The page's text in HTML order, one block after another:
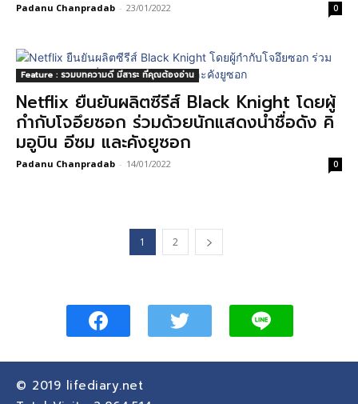
Padanu Chanpradab - 23/01/2022 0
Feature : รวมบทความดี มีสาระ ที่คุณต้องอ่าน
Netflix ยืนยันผลิตซีรีส์ Black Knight โดยผู้
กำกับโจอึยซอก ร่วมด้วยนักแสดงนำชื่อดัง คิ
มอูบิน อีซม และคังยูซอก
Padanu Chanpradab - 14/01/2022 0
1 2
© 2019 lifediary.net